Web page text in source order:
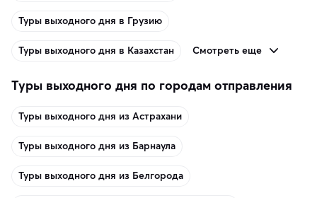
Туры выходного дня в Грузию
Туры выходного дня в Казахстан Смотреть еще
Туры выходного дня по городам отправления
Туры выходного дня из Астрахани
Туры выходного дня из Барнаула
Туры выходного дня из Белгорода